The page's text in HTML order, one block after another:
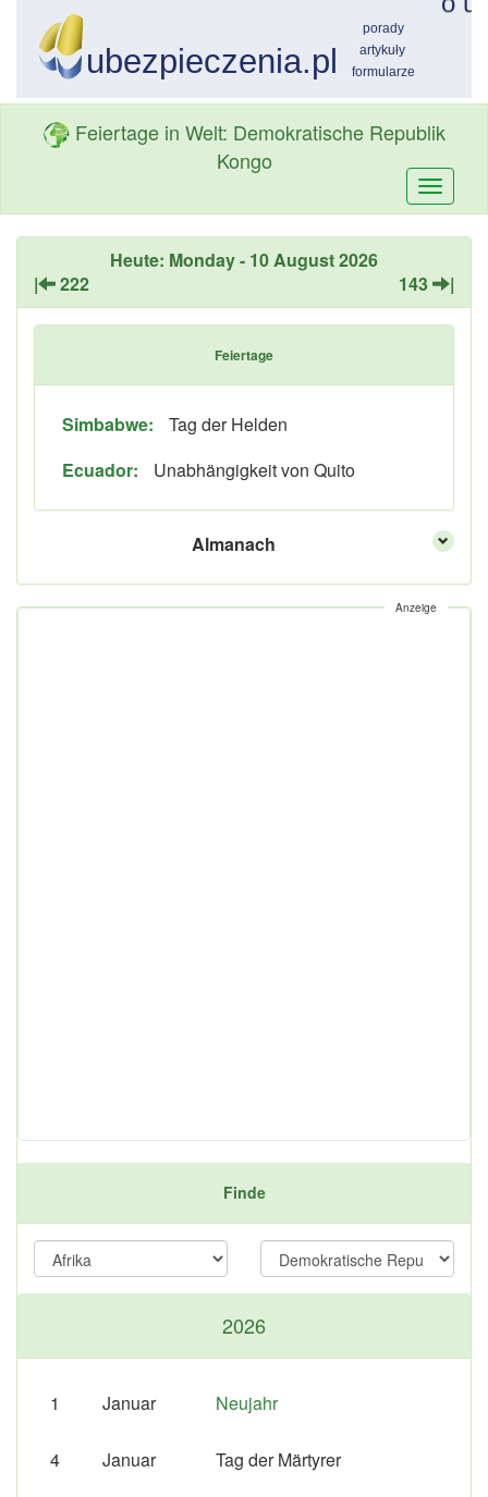
Feiertage in Welt: Demokratische Republik
Kongo
Heute: Monday - 10 August 2026
|
222 143 |
Feiertage
Simbabwe:
Tag der Helden
Ecuador:
Unabhängigkeit von Quito
Almanach
Anzeige
Finde
2026
1 Januar Neujahr
4 Januar Tag der Märtyrer